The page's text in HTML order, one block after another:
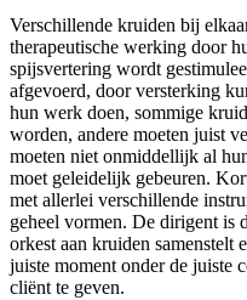
Verschillende kruiden bij
therapeutische werking door
spijsvertering wordt
afgevoerd, door versterking
hun werk doen, sommige
worden, andere moeten juist
moeten niet onmiddellijk al
moet geleidelijk gebeuren.
met allerlei verschillende
geheel vormen. De dirigent is
orkest aan kruiden samenstelt
juiste moment onder de juiste
cliënt te geven.